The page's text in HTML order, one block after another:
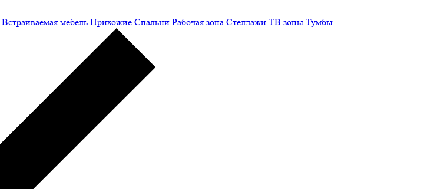
Встраиваемая мебель Прихожие Спальни Рабочая зона Стеллажи ТВ зоны Тумбы